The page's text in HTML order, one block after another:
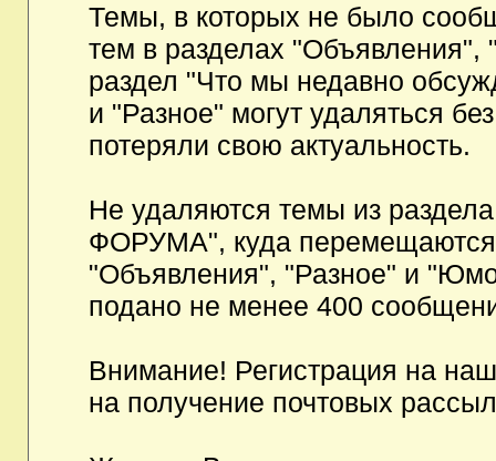
Темы, в которых не было
тем в разделах
раздел "Что мы недавно
и "Разное" могут удаляться
потеряли свою актуальность.
Не удаляются темы из
ФОРУМА", куда перемещаются
"Объявления", "Разное" и
подано не менее 400
Внимание! Регистрация на
на получение почтовых